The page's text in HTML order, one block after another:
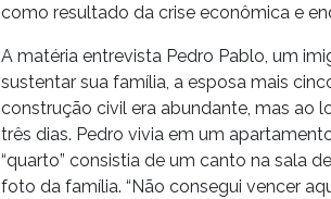
como resultado da crise econômica e
A matéria entrevista Pedro Pablo, um
sustentar sua família, a esposa mais
construção civil era abundante, mas ao
três dias. Pedro vivia em um
“quarto” consistia de um canto na sala
foto da família. “Não consegui vencer